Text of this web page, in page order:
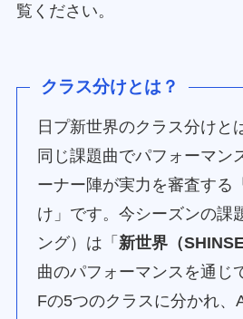
覧ください。
クラス分けとは？
日プ新世界のクラス分けと
同じ課題曲でパフォーマン
ーナー陣が実力を審査する
け」です。今シーズンの課
ング）は「 新世界（
曲のパフォーマンスを通じ
Fの5つのクラスに分かれ、